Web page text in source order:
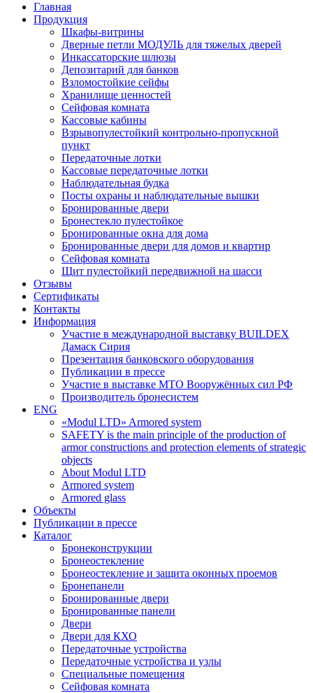
Главная
Продукция
Шкафы-витрины
Дверные петли МОДУЛЬ для тяжелых дверей
Инкассаторские шлюзы
Депозитарий для банков
Взломостойкие сейфы
Хранилище ценностей
Сейфовая комната
Кассовые кабины
Взрывопулестойкий контрольно-пропускной
пункт
Передаточные лотки
Кассовые передаточные лотки
Наблюдательная будка
Посты охраны и наблюдательные вышки
Бронированные двери
Бронестекло пулестойкое
Бронированные окна для дома
Бронированные двери для домов и квартир
Сейфовая комната
Щит пулестойкий передвижной на шасси
Отзывы
Сертификаты
Контакты
Информация
Участие в международной выставку BUILDEX
Дамаск Сирия
Презентация банковского оборудования
Публикации в прессе
Участие в выставке МТО Вооружённых сил РФ
Производитель бронесистем
ENG
«Modul LTD» Armored system
SAFETY is the main principle of the production of
armor constructions and protection elements of strategic
objects
About Modul LTD
Armored system
Armored glass
Объекты
Публикации в прессе
Каталог
Бронеконструкции
Бронеостекление
Бронеостекление и защита оконных проемов
Бронепанели
Бронированные двери
Бронированные панели
Двери
Двери для КХО
Передаточные устройства
Передаточные устройства и узлы
Специальные помещения
Сейфовая комната